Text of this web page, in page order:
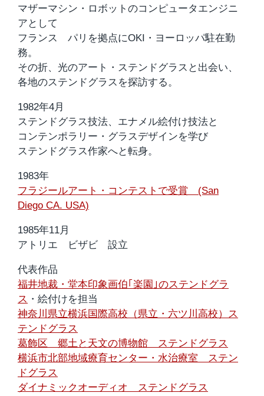
マザーマシン・ロボットのコンピュータエンジニ
アとして
フランス パリを拠点にOKI・ヨーロッパ駐在勤
務。
その折、光のアート・ステンドグラスと出会い、
各地のステンドグラスを探訪する。
1982年4月
ステンドグラス技法、エナメル絵付け技法と
コンテンポラリー・グラスデザインを学び
ステンドグラス作家へと転身。
1983年
フラジールアート・コンテストで受賞 (San
Diego CA. USA)
1985年11月
アトリエ ビザビ 設立
代表作品
福井地裁・堂本印象画伯｢楽園｣のステンドグラ
ス ・絵付けを担当
神奈川県立横浜国際高校（県立・六ツ川高校）ス
テンドグラス
葛飾区 郷土と天文の博物館 ステンドグラス
横浜市北部地域療育センター・水治療室 ステン
ドグラス
ダイナミックオーディオ ステンドグラス